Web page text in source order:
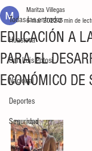
Todas las entradas
Huasteca
San Luis Potosí
Nacional
Deportes
Seguridad
EDUCACIÓN A
PARA EL
ECONÓMICO DE
Maritza Villegas
6 mar 20222 min de